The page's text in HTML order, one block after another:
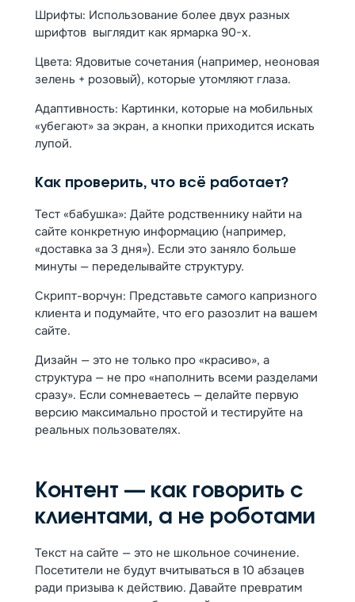
Шрифты: Использование более двух разных
шрифтов выглядит как ярмарка 90-х.
Цвета: Ядовитые сочетания (например, неоновая
зелень + розовый), которые утомляют глаза.
Адаптивность: Картинки, которые на мобильных
«убегают» за экран, а кнопки приходится искать
лупой.
Как проверить, что всё работает?
Тест «бабушка»: Дайте родственнику найти на
сайте конкретную информацию (например,
«доставка за 3 дня»). Если это заняло больше
минуты — переделывайте структуру.
Скрипт-ворчун: Представьте самого капризного
клиента и подумайте, что его разозлит на вашем
сайте.
Дизайн — это не только про «красиво», а
структура — не про «наполнить всеми разделами
сразу». Если сомневаетесь — делайте первую
версию максимально простой и тестируйте на
реальных пользователях.
Контент — как говорить с
клиентами, а не роботами
Текст на сайте — это не школьное сочинение.
Посетители не будут вчитываться в 10 абзацев
ради призыва к действию. Давайте превратим